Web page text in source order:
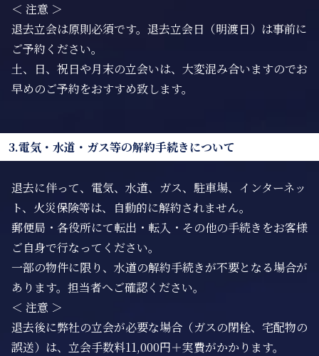
＜ 注意 ＞
退去立会は原則必須です。退去立会日（明渡日）は事前に
ご予約ください。
土、日、祝日や月末の立会いは、大変混み合いますのでお
早めのご予約をおすすめ致します。
3.電気・水道・ガス等の解約手続きについて
退去に伴って、電気、水道、ガス、駐車場、インターネッ
ト、火災保険等は、自動的に解約されません。
郵便局・各役所にて転出・転入・その他の手続きをお客様
ご自身で行なってください。
一部の物件に限り、水道の解約手続きが不要となる場合が
あります。担当者へご確認ください。
＜ 注意 ＞
退去後に弊社の立会が必要な場合（ガスの閉栓、宅配物の
誤送）は、立会手数料11,000円＋実費がかかります。